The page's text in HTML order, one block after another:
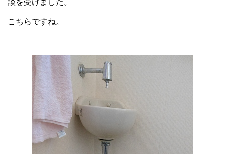
談を受けました。
こちらですね。